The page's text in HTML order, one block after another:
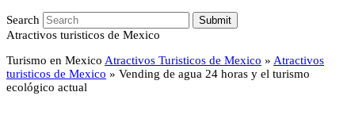
Search Submit
Atractivos turisticos de Mexico
Turismo en Mexico Atractivos Turisticos de Mexico » Atractivos
turisticos de Mexico » Vending de agua 24 horas y el turismo
ecológico actual